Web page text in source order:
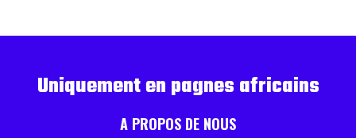
Uniquement en pagnes africains
A PROPOS DE NOUS